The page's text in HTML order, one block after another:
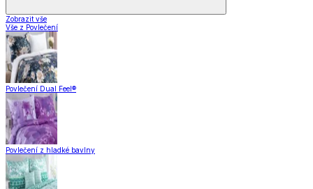
Zobrazit vše
Vše z Povlečení
Povlečení Dual Feel®
Povlečení z hladké bavlny